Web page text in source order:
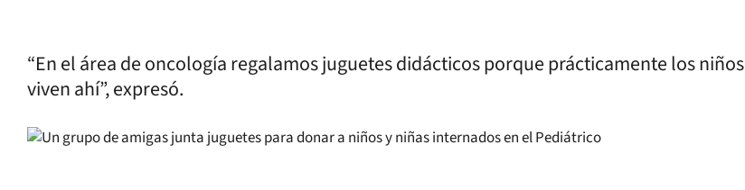
“En el área de oncología regalamos juguetes didácticos porque prácticamente los niños
viven ahí”, expresó.